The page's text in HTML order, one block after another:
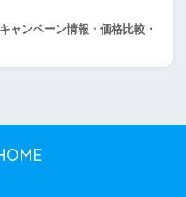
ンペーン情報・価格比較・